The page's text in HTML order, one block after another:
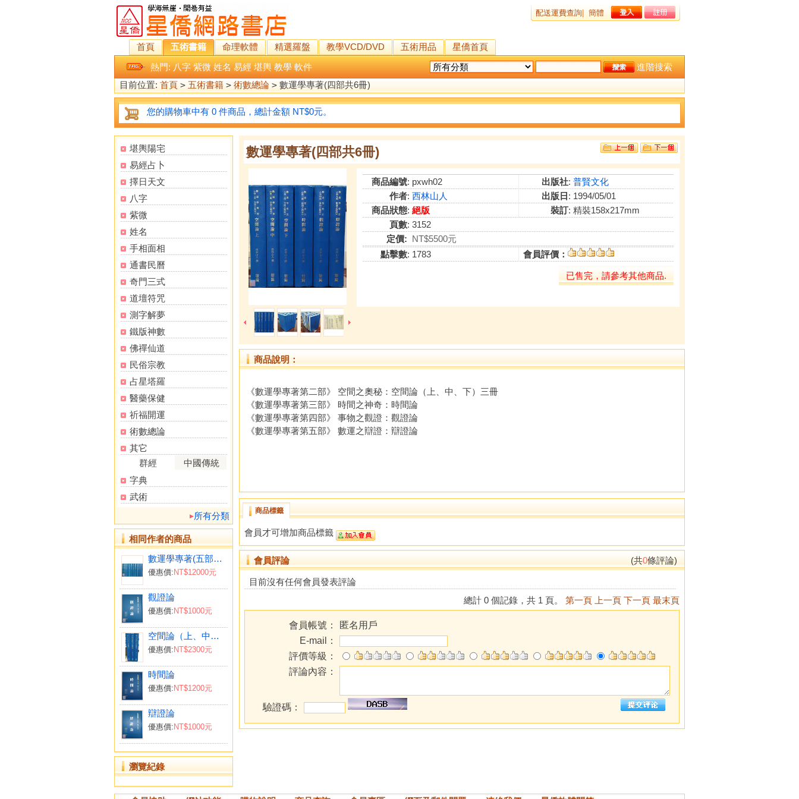
配送運費查詢 簡體
首頁 五術書籍 命理軟體 精選羅盤 教學VCD/DVD 五術用品
星僑首頁
熱門: 八字 紫微 姓名 易經 堪輿 教學 軟件
進階搜索
目前位置: 首頁 > 五術書籍 > 術數總論 > 數運學專著(四部共6冊)
您的購物車中有 0 件商品，總計金額 NT$0元。
堪輿陽宅
易經占卜
擇日天文
八字
紫微
姓名
手相面相
通書民曆
奇門三式
道壇符咒
測字解夢
鐵版神數
佛禪仙道
民俗宗教
占星塔羅
醫藥保健
祈福開運
術數總論
其它
群經
中國傳統
字典
武術
所有分類
相同作者的商品
數運學專著(五部份共12冊)
優惠價: NT$12000元
觀證論
優惠價: NT$1000元
空間論（上、中、下）三冊
優惠價: NT$2300元
時間論
優惠價: NT$1200元
辯證論
優惠價: NT$1000元
瀏覽紀錄
數運學專著(四部共6冊)
商品編號: pxwh02 出版社: 普賢文化
作者: 西林山人 出版日 : 1994/05/01
商品狀態: 絕版 裝訂: 精裝158x217mm
頁數: 3152
定價: NT$5500元
點擊數: 1783 會員評價：
已售完，請參考其他商品.
商品說明：
《數運學專著第二部》 空間之奧秘：空間論（上、中、下）三冊
《數運學專著第三部》 時間之神奇：時間論
《數運學專著第四部》 事物之觀證：觀證論
《數運學專著第五部》 數運之辯證：辯證論
商品標籤
會員才可增加商品標籤
會員評論 (共0條評論)
目前沒有任何會員發表評論
總計 0 個記錄，共 1 頁。 第一頁 上一頁 下一頁 最末頁
會員帳號：
匿名用戶
E-mail：
評價等級：
評論內容：
驗證碼：